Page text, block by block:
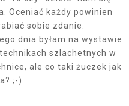
Oceniać każdy powinien
sobie zdanie.
dnia byłam na wystawie
szlachetnych w
ale co taki żuczek jak
;-)